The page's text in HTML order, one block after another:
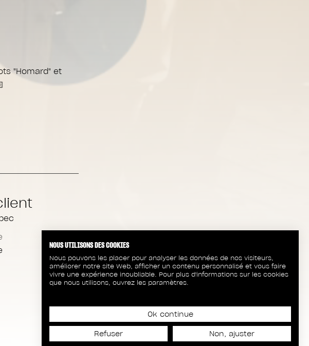
"Homard" et
NOUS UTILISONS DES COOKIES
Nous pouvons les placer pour analyser les données de nos visiteurs,
améliorer notre site Web, afficher un contenu personnalisé et vous faire
vivre une expérience inoubliable. Pour plus d'informations sur les cookies
que nous utilisons, ouvrez les paramètres.
Ok continue
Refuser Non, ajuster